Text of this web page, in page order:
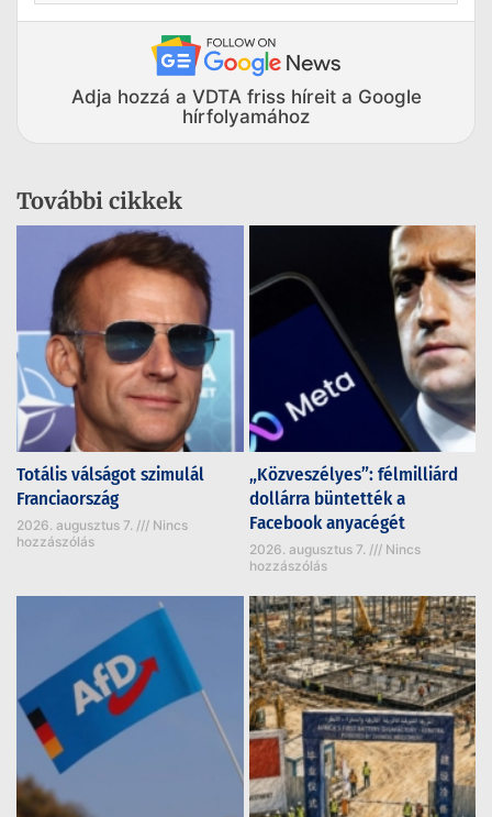
Adja hozzá a VDTA friss híreit a Google
hírfolyamához
További cikkek
Totális válságot szimulál
Franciaország
2026. augusztus 7.
Nincs
hozzászólás
„Közveszélyes”: félmilliárd
dollárra büntették a
Facebook anyacégét
2026. augusztus 7.
Nincs
hozzászólás